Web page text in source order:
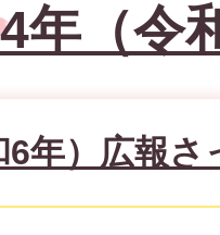
年（令
6年）広報さ